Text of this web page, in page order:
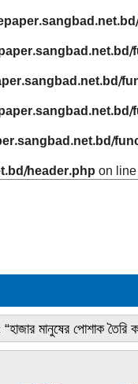
header.php on line
মানুষের পোশাক তৈরি